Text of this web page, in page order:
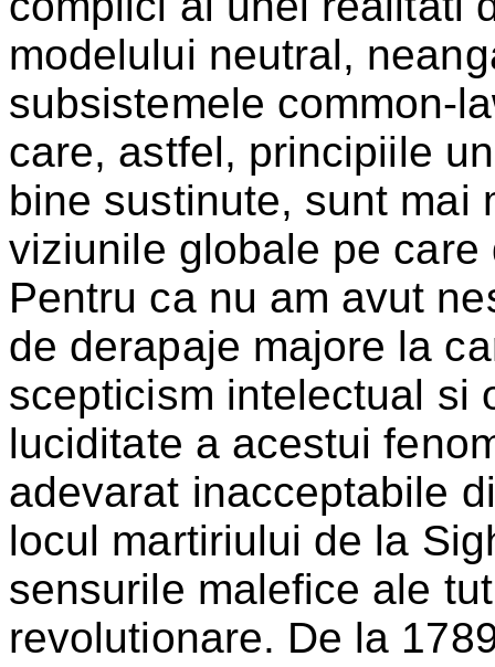
modelului neutral,
subsistemele common-
care, astfel, principiile
bine sustinute, sunt mai
viziunile globale pe
Pentru ca nu am avut
de derapaje majore la
scepticism intelectual si
luciditate a acestui
adevarat inacceptabile
locul martiriului de la
sensurile malefice ale
revolutionare. De la